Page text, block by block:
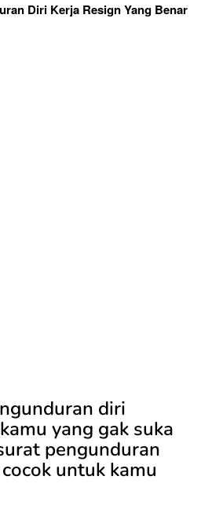
Diri Kerja Resign Yang Benar
diri
yang gak suka
pengunduran
untuk kamu